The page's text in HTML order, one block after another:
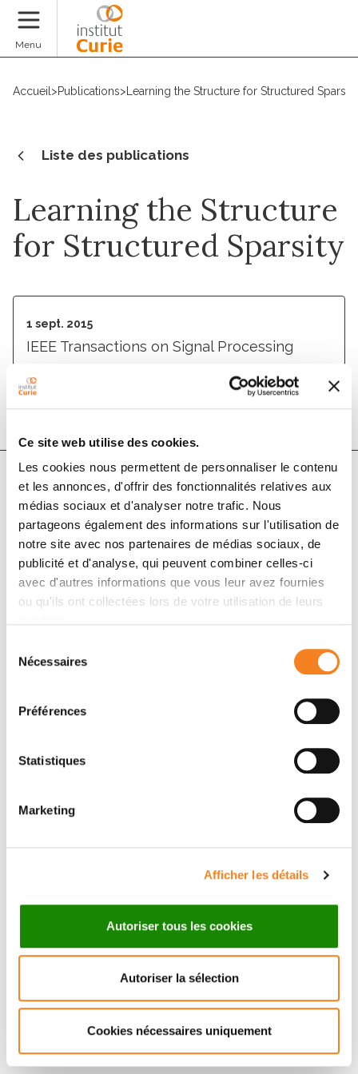
Ce site web utilise des cookies.
Les cookies nous permettent de personnaliser le contenu
et les annonces, d'offrir des fonctionnalités relatives aux
médias sociaux et d'analyser notre trafic. Nous
partageons également des informations sur l'utilisation de
notre site avec nos partenaires de médias sociaux, de
publicité et d'analyse, qui peuvent combiner celles-ci
avec d'autres informations que vous leur avez fournies
ou qu'ils ont collectées lors de votre utilisation de leurs
Nécessaires
Préférences
Statistiques
Marketing
Afficher les détails
Autoriser tous les cookies
Autoriser la sélection
Cookies nécessaires uniquement
Menu
Accueil >Publications> Learning the Structure for Structured Sparsity
Liste des publications
Learning the Structure
for Structured Sparsity
1 sept. 2015
IEEE Transactions on Signal Processing
DOI : 10.1109/tsp.2015.2446432
Auteurs
Nino Shervashidze, Francis Bach
Suivez l'Institut Curie
Retrouvez notre actualité sur les réseaux
sociaux et en vous inscrivant à notre newsletter.
Inscrivez-vous à la newsletter
Nous contacter